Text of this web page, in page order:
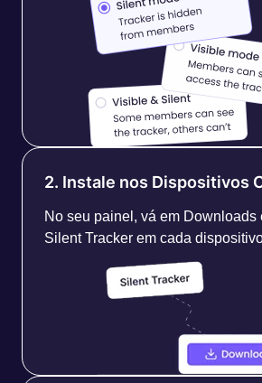
2. Instale nos Dispositivos
No seu painel, vá em Downloads
Silent Tracker em cada